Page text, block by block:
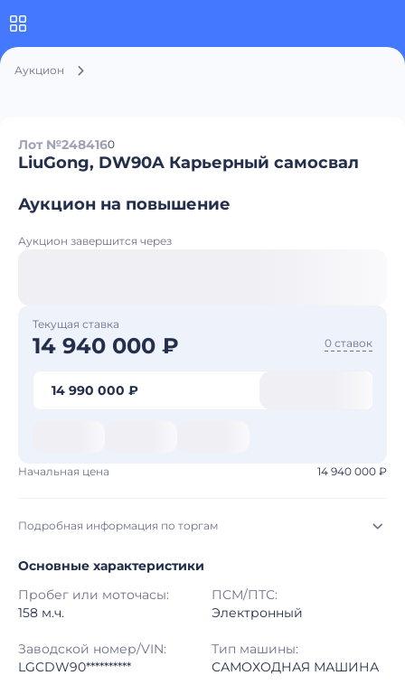
Аукцион
Лот №2484160
LiuGong, DW90A Карьерный самосвал
Аукцион на повышение
Аукцион завершится через
Текущая ставка
14 940 000 ₽ 0 ставок
14 990 000 ₽
Начальная цена 14 940 000 ₽
Подробная информация по торгам
Начало торгов: 04.08.2026, 23:07 МСК
Конец торгов: 11.08.2026, 21:40 МСК
Тип аукциона: Открытые торги
Основные характеристики
Пробег или моточасы:
158 м.ч.
ПСМ/ПТС:
Электронный
Заводской номер/VIN:
LGCDW90**********
Тип машины:
САМОХОДНАЯ МАШИНА